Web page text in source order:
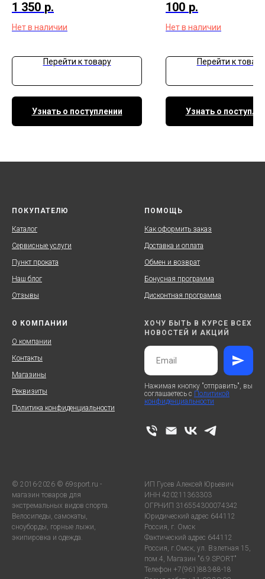
1 350 р.
Нет в наличии
Перейти к товару
Узнать о поступлении
100 р.
Нет в наличии
Перейти к товару
Узнать о
ПОКУПАТЕЛЮ
Каталог
Сервисные услуги
Пункт проката
Наш блог
Отзывы
ПОМОЩЬ
Как оформить заказ
Доставка и оплата
Обмен и возврат
Бонусная программа
Дисконтная программа
О КОМПАНИИ
О компании
Контакты
Магазины
Реквизиты
Политика конфиденциальности
ХОЧУ БЫТЬ В КУРСЕ ВСЕХ
НОВОСТЕЙ И АКЦИЙ
Нажимая кнопку "отправить", вы
соглашаетесь с Политикой
конфиденциальности
© 2016-2026 © 69sport.ru -
магазин товаров для
экстремальных видов спорта.
Велосипеды, самокаты,
сноуборды, горные лыжи,
экипировка и одежда.
ИП Гусев Алексей Юрьевич
ИНН 420211363303
ОГРНИП 316554300074342
Юридический адрес 644112
Россия, г. Омск
Фактический адрес 644112
Россия, г.Омск, ул. Взлетная 15,
пом.4, Магазин "6.9 SPORT"
Телефон +7(961)883-88-18